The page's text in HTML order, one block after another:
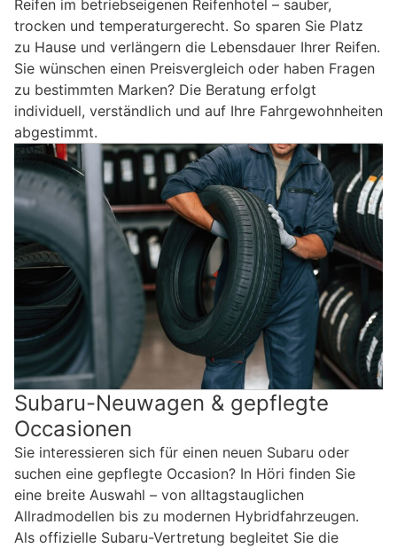
Reifen im betriebseigenen Reifenhotel – sauber,
trocken und temperaturgerecht. So sparen Sie Platz
zu Hause und verlängern die Lebensdauer Ihrer Reifen.
Sie wünschen einen Preisvergleich oder haben Fragen
zu bestimmten Marken? Die Beratung erfolgt
individuell, verständlich und auf Ihre Fahrgewohnheiten
abgestimmt.
Subaru-Neuwagen & gepflegte
Occasionen
Sie interessieren sich für einen neuen Subaru oder
suchen eine gepflegte Occasion? In Höri finden Sie
eine breite Auswahl – von alltagstauglichen
Allradmodellen bis zu modernen Hybridfahrzeugen.
Als offizielle Subaru-Vertretung begleitet Sie die